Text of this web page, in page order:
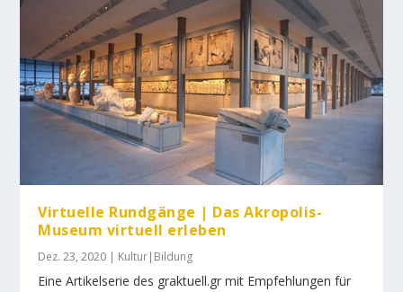
Virtuelle Rundgänge | Das Akropolis-
Museum virtuell erleben
Dez. 23, 2020 | Kultur|Bildung
Eine Artikelserie des graktuell.gr mit Empfehlungen für